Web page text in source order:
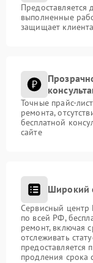
Предоставляется
выполненные
защищает
Точные прайс-
ремонта,
бесплатной
сайте
Широкий
Сервисный центр
по всей РФ,
ремонт, включая
отслеживать
предоставляется
продления срока